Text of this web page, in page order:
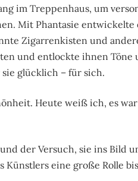
im Treppenhaus, um
Mit Phantasie entwickelte
Zigarrenkisten und
und entlockte ihnen Töne
glücklich – für sich.
Heute weiß ich, es
der Versuch, sie ins Bild
eine große Rolle